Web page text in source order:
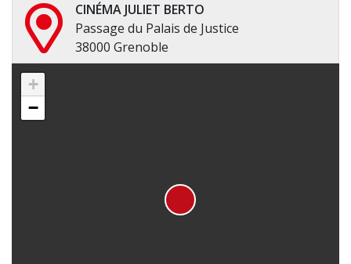
CINÉMA JULIET BERTO
Passage du Palais de Justice
38000 Grenoble
+
−